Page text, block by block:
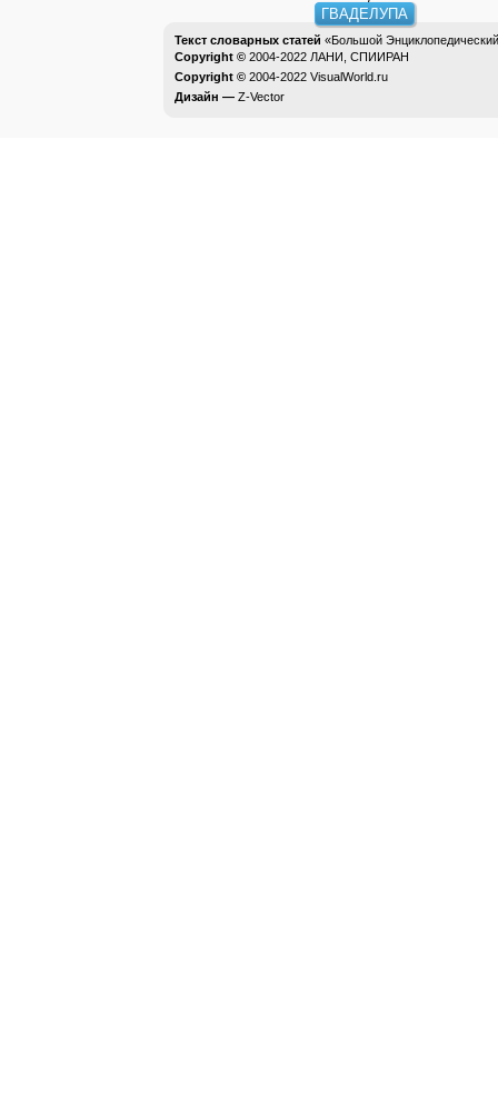
ГВАДЕЛУПА
Текст словарных статей «Большой
Copyright © 2004-2022 ЛАНИ, СПИИРАН
Copyright © 2004-2022 VisualWorld.ru
Дизайн — Z-Vector